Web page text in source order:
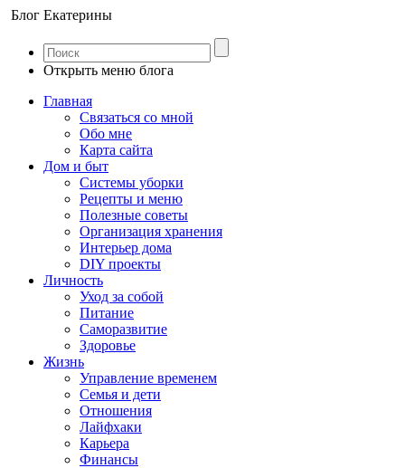
Блог Екатерины
Открыть меню блога
Главная
Связаться со мной
Обо мне
Карта сайта
Дом и быт
Системы уборки
Рецепты и меню
Полезные советы
Организация хранения
Интерьер дома
DIY проекты
Личность
Уход за собой
Питание
Саморазвитие
Здоровье
Жизнь
Управление временем
Семья и дети
Отношения
Лайфхаки
Карьера
Финансы